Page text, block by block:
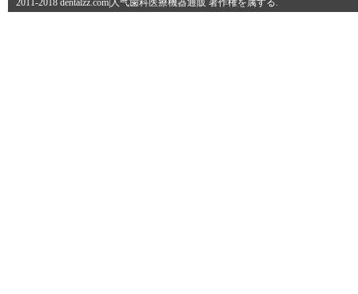
2011-2018 dentalzz.com|人气歯科医療機器通販 著作権を属する.